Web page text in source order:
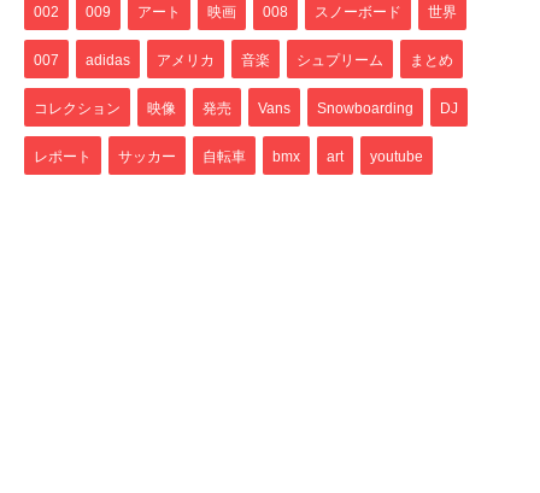
002 009 アート 映画 008 スノーボード 世界
007 adidas アメリカ 音楽 シュプリーム まとめ
コレクション 映像 発売 Vans Snowboarding DJ
レポート サッカー 自転車 bmx art youtube